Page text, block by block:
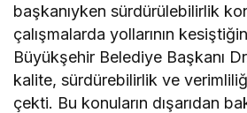
başkanıyken sürdürülebilirlik
çalışmalarda yollarının
Büyükşehir Belediye Başkanı
kalite, sürdürebilirlik ve
çekti. Bu konuların dışarıdan